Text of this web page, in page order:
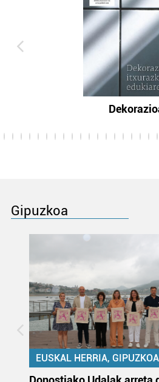
Gipuzkoa
EUSKAL HERRIA, GIPUZKOA